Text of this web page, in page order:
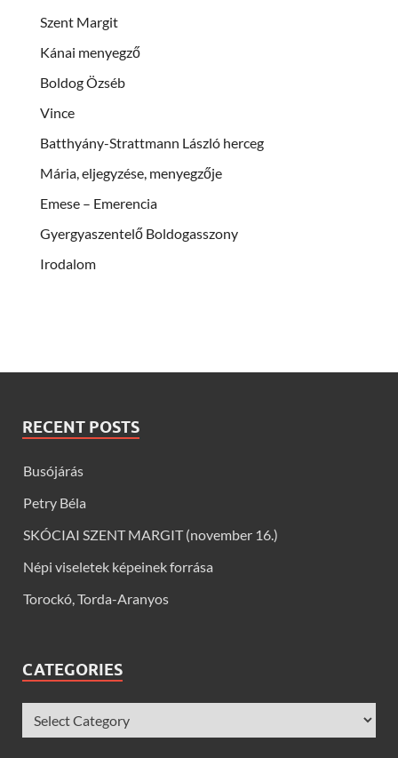
Szent Margit
Kánai menyegző
Boldog Özséb
Vince
Batthyány-Strattmann László herceg
Mária, eljegyzése, menyegzője
Emese – Emerencia
Gyergyaszentelő Boldogasszony
Irodalom
RECENT POSTS
Busójárás
Petry Béla
SKÓCIAI SZENT MARGIT (november 16.)
Népi viseletek képeinek forrása
Torockó, Torda-Aranyos
CATEGORIES